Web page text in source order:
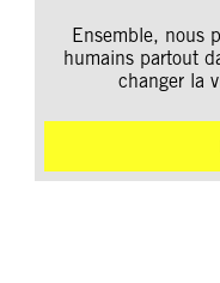
Ensemble, nous
humains partout
changer la